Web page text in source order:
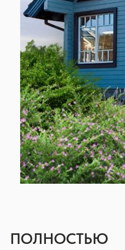
ПОЛНОСТЬЮ